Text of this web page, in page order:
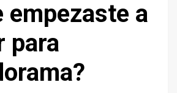
empezaste a
para